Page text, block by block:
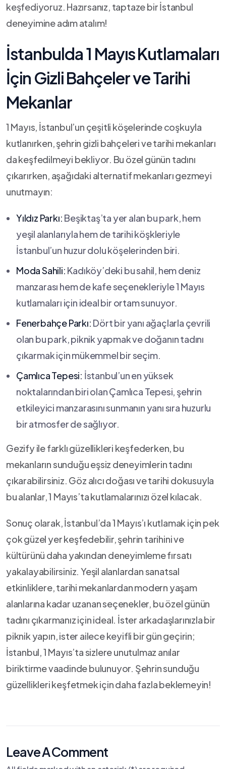
keşfediyoruz. ⁣Hazırsanız, taptaze bir İstanbul
deneyimine ​adım⁢ atalım!
İstanbulda ‌1 Mayıs ⁤Kutlamaları
İçin Gizli Bahçeler ve Tarihi⁣
Mekanlar
1⁣ Mayıs, İstanbul’un çeşitli köşelerinde coşkuyla
kutlanırken, şehrin gizli bahçeleri ve tarihi mekanları
da keşfedilmeyi bekliyor. ⁤Bu‍ özel günün​ tadını
çıkarırken, aşağıdaki ‌alternatif mekanları ⁣gezmeyi
‍unutmayın:
Yıldız Parkı: Beşiktaş’ta yer alan bu ‌park, hem
yeşil alanlarıyla hem de⁤ tarihi‍ köşkleriyle
İstanbul’un huzur dolu köşelerinden biri.
Moda ‌Sahili: ​Kadıköy’deki ‌bu sahil, hem⁤ deniz
manzarası hem de kafe seçenekleriyle 1 ⁣Mayıs
kutlamaları için ​ideal bir ​ortam sunuyor.
Fenerbahçe Parkı: Dört bir yanı ağaçlarla​ çevrili
olan bu park, piknik yapmak ve doğanın tadını
çıkarmak için mükemmel bir seçim.
Çamlıca Tepesi: İstanbul’un⁢ en yüksek
noktalarından​ biri‍ olan Çamlıca Tepesi,‍ şehrin
etkileyici manzarasını sunmanın yanı​ sıra huzurlu
bir atmosfer de sağlıyor.
Gezify ile farklı güzellikleri⁣ keşfederken, bu⁣
mekanların sunduğu eşsiz⁤ deneyimlerin tadını
çıkarabilirsiniz. Göz alıcı doğası ve tarihi dokusuyla
⁣bu alanlar, 1 Mayıs’ta kutlamalarınızı özel kılacak.
Sonuç olarak, İstanbul’da 1 Mayıs’ı kutlamak için pek
çok‌ güzel yer ​keşfedebilir, şehrin tarihini ve
kültürünü⁣ daha yakından deneyimleme ⁤fırsatı
yakalayabilirsiniz. Yeşil alanlardan sanatsal
etkinliklere, tarihi ⁣mekanlardan modern yaşam
alanlarına kadar uzanan‌ seçenekler, bu‌ özel günün
tadını çıkarmanız için ideal. İster arkadaşlarınızla bir
piknik yapın, ‍ister ailece keyifli bir gün geçirin;
⁣İstanbul, 1 Mayıs’ta‌ sizlere unutulmaz anılar
biriktirme vaadinde bulunuyor. Şehrin sunduğu
güzellikleri keşfetmek için daha fazla beklemeyin!
Leave A Comment